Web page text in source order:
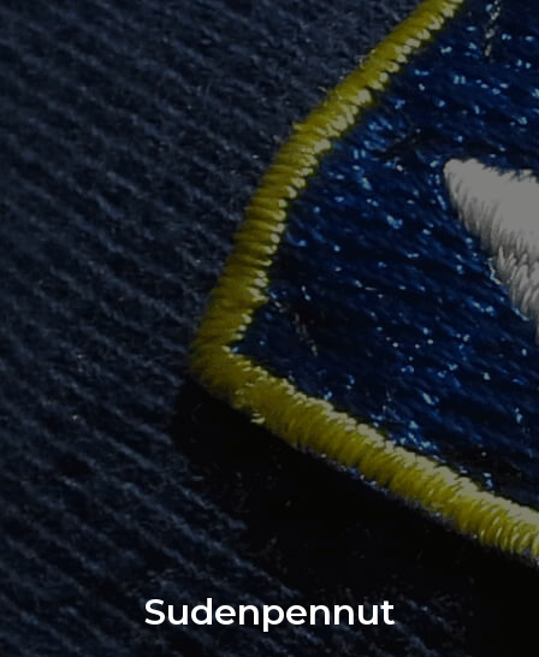
Sudenpennut